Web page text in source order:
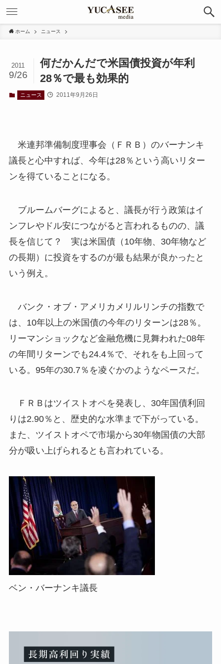
ホーム ニュース
何だかんだで米国債投資が年利
28％で最も効果的
2011
9/26
ニュース 2011年9月26日
米連邦準備制度理事会（ＦＲＢ）のバーナンキ
議長と心中すれば、今年は28％という高いリター
ンを得ていることになる。
ブルームバーグによると、議長が行う政策はイ
ンフレやドル安につながると言われるものの、議
長を信じて？ 実は米国債（10年物、30年物など
の長期）に投資をするのが最も結果が良かったと
いう例え。
バンク・オブ・アメリカメリルリンチの指数で
は、10年以上の米国債の今年のリターンは28％。
リーマンショックなど金融危機に見舞われた08年
の年間リターンでも24.4％で、それをも上回って
いる。95年の30.7％を凌ぐかのようなペースだ。
ＦＲＢはツイストオペを発表し、30年国債利回
りは2.90％と、歴史的な水準まで下がっている。
また、ツイストオペで市場から30年物国債の大部
分が吸い上げられるとも言われている。
ベン・バーナンキ議長